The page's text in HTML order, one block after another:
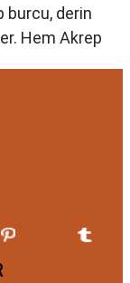
burcu, derin
Hem Akrep
aylar
Kasım
Bu